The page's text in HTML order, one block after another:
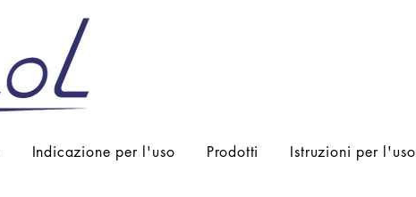
Indicazione per l'uso Prodotti Istruzioni per l'uso